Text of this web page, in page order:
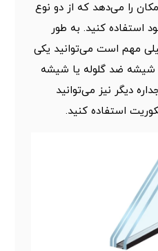
را می‌دهد که از دو نوع
استفاده کنید. به طور
مهم است می‌توانید یکی
شیشه ضد گلوله یا شیشه
دیگر نیز می‌توانید
استفاده کنید.